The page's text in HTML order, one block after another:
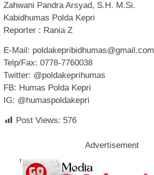
Zahwani Pandra Arsyad, S.H. M.Si.
Kabidhumas Polda Kepri
Reporter : Rania Z
E-Mail: poldakepribidhumas@gmail.com
Telp/Fax: 0778-7760038
Twitter: @poldakeprihumas
FB: Humas Polda Kepri
IG: @humaspoldakepri
Post Views: 576
Advertisement